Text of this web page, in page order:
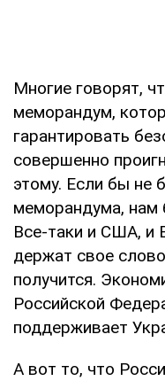
Многие говорят,
меморандум,
гарантировать
совершенно
этому. Если бы не
меморандума, нам
Все-таки и США, и
держат свое
получится.
Российской
поддерживает
А вот то, что